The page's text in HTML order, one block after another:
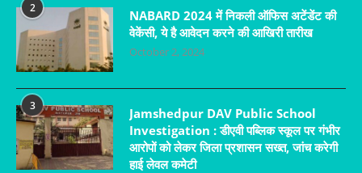
2
NABARD 2024 में निकली ऑफिस अटेंडेंट की
वेकेंसी, ये है आवेदन करने की आखिरी तारीख
October 2, 2024
3
Jamshedpur DAV Public School
Investigation : डीएवी पब्लिक स्कूल पर गंभीर
आरोपों को लेकर जिला प्रशासन सख्त, जांच करेगी
हाई लेवल कमेटी